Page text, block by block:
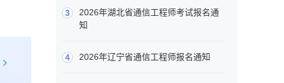
3
2026年湖北省通信工程师考试报名通
知
4 2026年辽宁省通信工程师报名通知